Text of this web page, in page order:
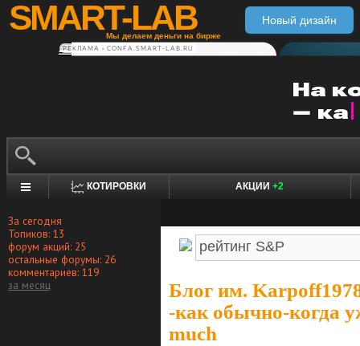
SMART-LAB
Мы делаем деньги на бирже
Новый дизайн
РЕКЛАМА • CONFA.SMART-LAB.RU
КОТИРОВКИ АКЦИИ +2
За сегодня
Топиков: 13
форум акций: 25
остальные форумы: 26
комментариев: 119
за месяц
Блог им.
-как обычно-когда
much